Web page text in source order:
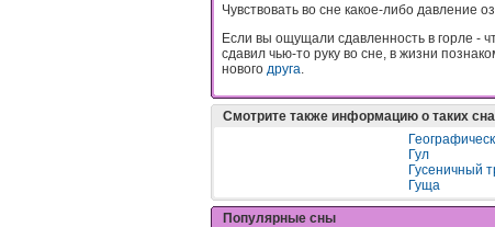
Чувствовать во сне какое-либо давление
Если вы ощущали сдавленность в горле -
сдавил чью-то руку во сне, в жизни
нового друга
Смотрите также информацию о таких
Гул
Гусеничный
Гуща
Популярные сны